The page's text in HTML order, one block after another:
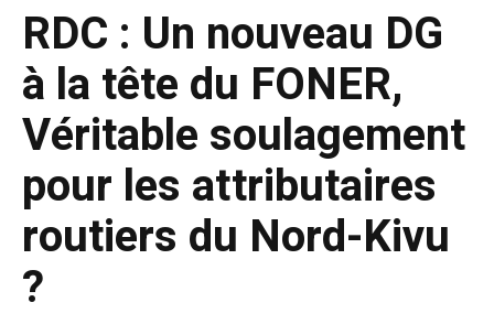
RDC : Un nouveau DG
à la tête du FONER,
Véritable soulagement
pour les attributaires
routiers du Nord-Kivu
?